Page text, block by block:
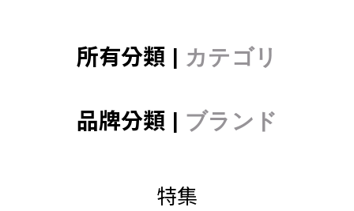
所有分類 | カテゴリ
品牌分類 | ブランド
特集